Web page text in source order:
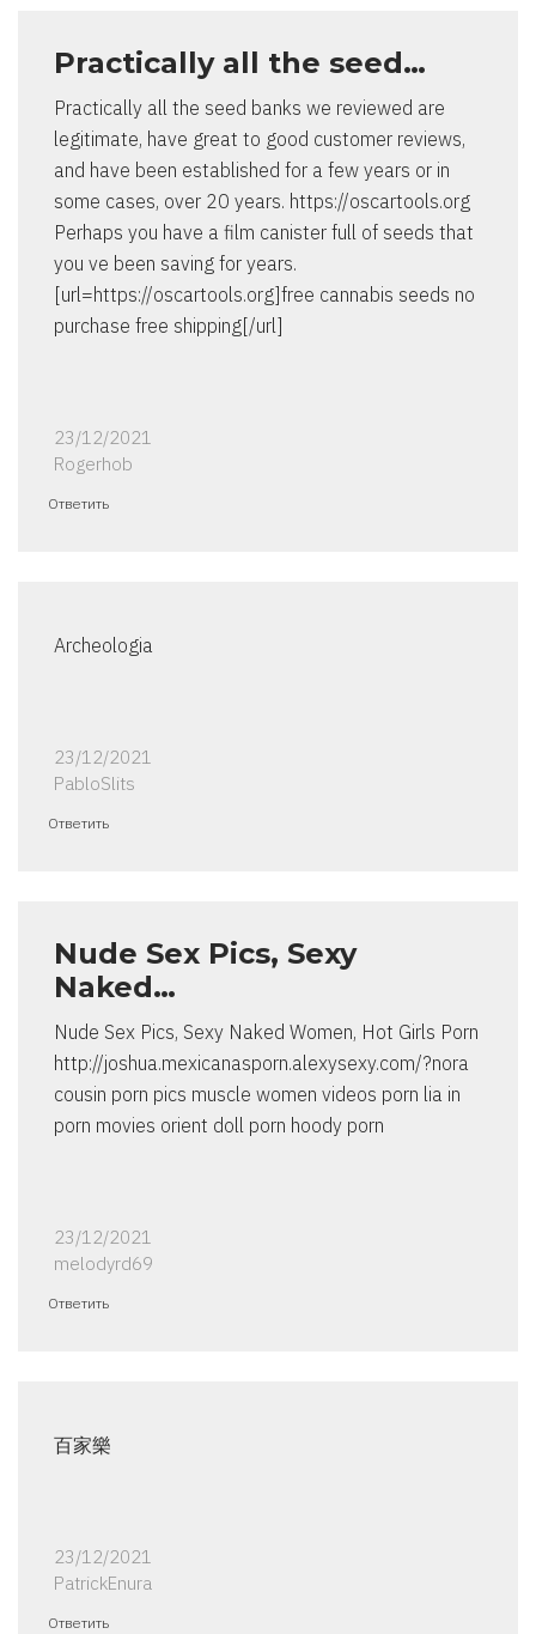
Practically all the seed…
Practically all the seed banks we reviewed are
legitimate, have great to good customer reviews,
and have been established for a few years or in
some cases, over 20 years. https://oscartools.org
Perhaps you have a film canister full of seeds that
you ve been saving for years.
[url=https://oscartools.org]free cannabis seeds no
purchase free shipping[/url]
23/12/2021
Rogerhob
Ответить
Archeologia
23/12/2021
PabloSlits
Ответить
Nude Sex Pics, Sexy
Naked…
Nude Sex Pics, Sexy Naked Women, Hot Girls Porn
http://joshua.mexicanasporn.alexysexy.com/?nora
cousin porn pics muscle women videos porn lia in
porn movies orient doll porn hoody porn
23/12/2021
melodyrd69
Ответить
百家樂
23/12/2021
PatrickEnura
Ответить